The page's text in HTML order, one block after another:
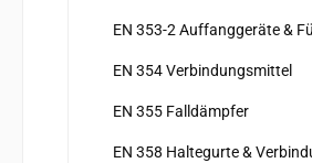
EN 353-2 Auffanggeräte &
EN 354 Verbindungsmittel
EN 355 Falldämpfer
EN 358 Haltegurte &